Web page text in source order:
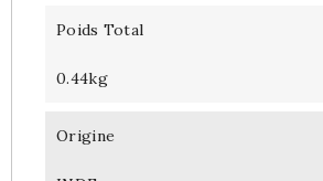
Poids Total
0.44kg
Origine